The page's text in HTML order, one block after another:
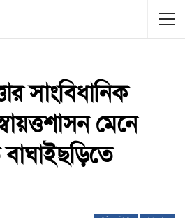
সাংবিধানিক
মেনে
বাঘাইছড়িতে